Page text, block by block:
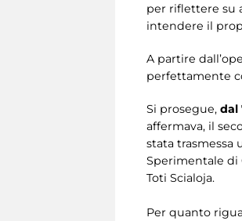
per riflettere su
intendere il
A partire
perfettamente
Si prosegue, dal
affermava, il
stata trasmessa
Sperimentale di
Toti Scialoja.
Per quanto